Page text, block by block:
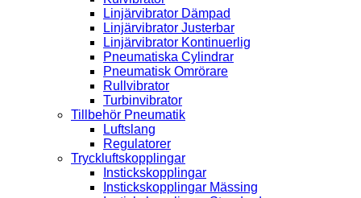
Linjärvibrator Dämpad
Linjärvibrator Justerbar
Linjärvibrator Kontinuerlig
Pneumatiska Cylindrar
Pneumatisk Omrörare
Rullvibrator
Turbinvibrator
Tillbehör Pneumatik
Luftslang
Regulatorer
Tryckluftskopplingar
Instickskopplingar
Instickskopplingar Mässing